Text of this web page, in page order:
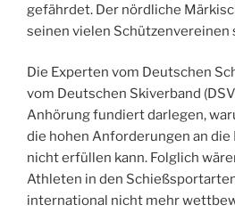
gefährdet. Der nördliche
seinen vielen
Die Experten vom Deutschen
vom Deutschen Skiverband
Anhörung fundiert darlegen,
die hohen Anforderungen an die
nicht erfüllen kann. Folglich
Athleten in den
international nicht mehr